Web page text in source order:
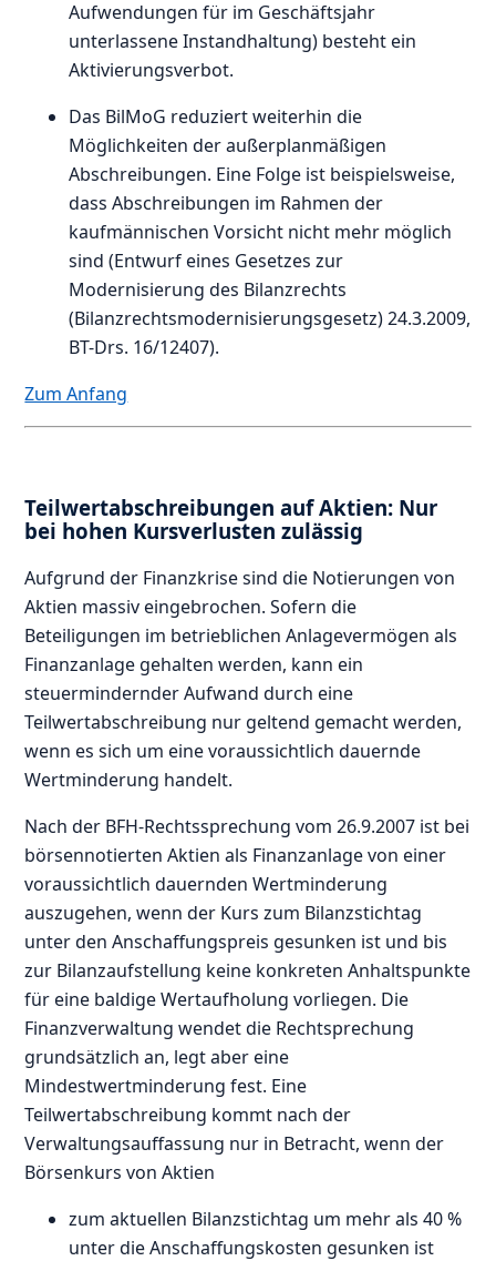
Aufwendungen für im Geschäftsjahr
unterlassene Instandhaltung) besteht ein
Aktivierungsverbot.
Das BilMoG reduziert weiterhin die
Möglichkeiten der außerplanmäßigen
Abschreibungen. Eine Folge ist beispielsweise,
dass Abschreibungen im Rahmen der
kaufmännischen Vorsicht nicht mehr möglich
sind (Entwurf eines Gesetzes zur
Modernisierung des Bilanzrechts
(Bilanzrechtsmodernisierungsgesetz) 24.3.2009,
BT-Drs. 16/12407).
Zum Anfang
Teilwertabschreibungen auf Aktien: Nur
bei hohen Kursverlusten zulässig
Aufgrund der Finanzkrise sind die Notierungen von
Aktien massiv eingebrochen. Sofern die
Beteiligungen im betrieblichen Anlagevermögen als
Finanzanlage gehalten werden, kann ein
steuermindernder Aufwand durch eine
Teilwertabschreibung nur geltend gemacht werden,
wenn es sich um eine voraussichtlich dauernde
Wertminderung handelt.
Nach der BFH-Rechtssprechung vom 26.9.2007 ist bei
börsennotierten Aktien als Finanzanlage von einer
voraussichtlich dauernden Wertminderung
auszugehen, wenn der Kurs zum Bilanzstichtag
unter den Anschaffungspreis gesunken ist und bis
zur Bilanzaufstellung keine konkreten Anhaltspunkte
für eine baldige Wertaufholung vorliegen. Die
Finanzverwaltung wendet die Rechtsprechung
grundsätzlich an, legt aber eine
Mindestwertminderung fest. Eine
Teilwertabschreibung kommt nach der
Verwaltungsauffassung nur in Betracht, wenn der
Börsenkurs von Aktien
zum aktuellen Bilanzstichtag um mehr als 40 %
unter die Anschaffungskosten gesunken ist